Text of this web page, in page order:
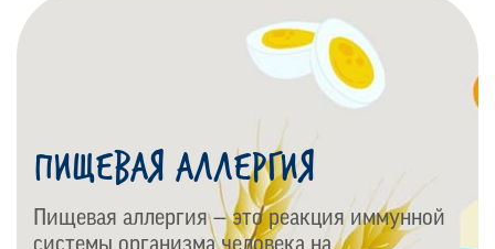
ПИЩЕВАЯ АЛЛЕРГИЯ
Пищевая аллергия — это реакция иммунной